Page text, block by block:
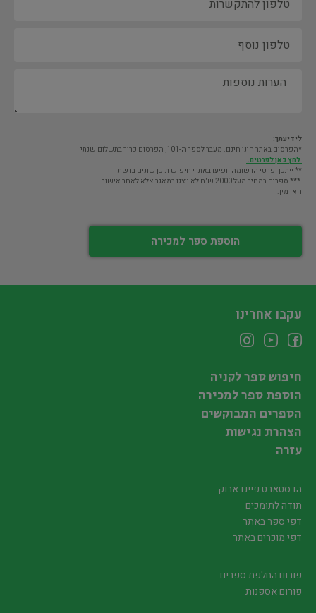
לידיעתך:
*הפרסום באתר הינו חינם. מעבר לספר ה-101, הפרסום כרוך בתשלום שנתי
לחץ כאן לפרטים.
** ייתכן ופרטי הרשומה יופיעו באתרי חיפוש תוכן שונים ברשת
*** ספרים במחיר מעל 2000 ש"ח לא יוצגו במאגר אלא לאחר אישור
האדמין.
הוספת ספר למכירה
עקבו אחרינו
חיפוש ספר לקניה
הוספת ספר למכירה
הספרים המבוקשים
הצהרת נגישות
עזרה
הדסטארט פיינדאבוק
תודה לתומכים
דפי ספר באתר
דפי מוכרים באתר
פורום החלפת ספרים
פורום אספנות